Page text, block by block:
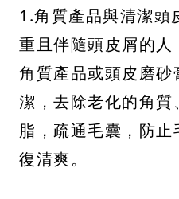
1.角質產品與清潔頭
重且伴隨頭皮屑的
角質產品或頭皮磨
潔，去除老化的角質
脂，疏通毛囊，防
復清爽。